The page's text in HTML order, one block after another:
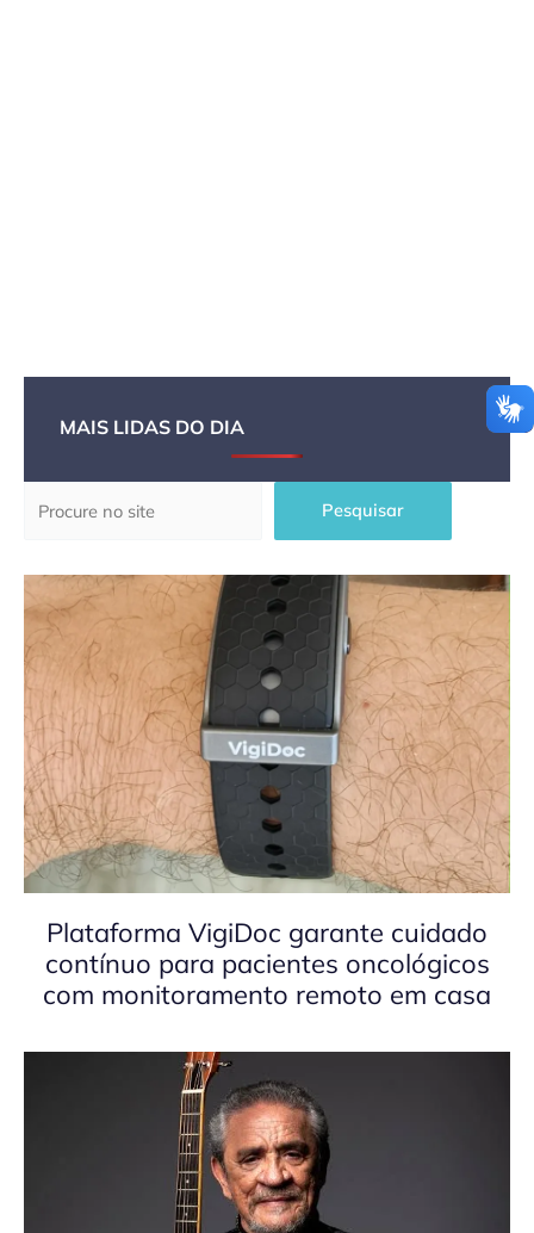
MAIS LIDAS DO DIA
Pesquisar
Plataforma VigiDoc garante cuidado
contínuo para pacientes oncológicos
com monitoramento remoto em casa